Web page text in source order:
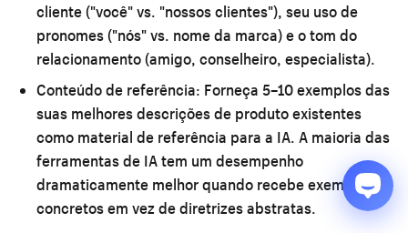
cliente ("você" vs. "nossos clientes"), seu uso de
pronomes ("nós" vs. nome da marca) e o tom do
relacionamento (amigo, conselheiro, especialista).
Conteúdo de referência: Forneça 5–10 exemplos das
suas melhores descrições de produto existentes
como material de referência para a IA. A maioria das
ferramentas de IA tem um desempenho
dramaticamente melhor quando recebe exemplos
concretos em vez de diretrizes abstratas.